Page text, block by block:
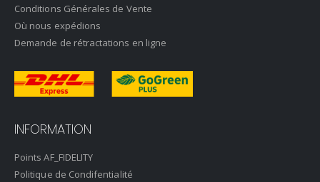
Conditions Générales de Vente
Où nous expédions
Demande de rétractations en ligne
INFORMATION
Points AF_FIDELITY
Politique de Condifentialité